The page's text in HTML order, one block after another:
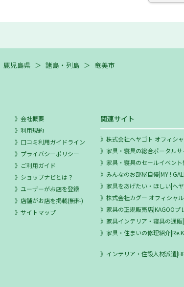
鹿児島県 ＞ 諸島・列島 ＞ 奄美市
会社概要
利用規約
口コミ利用ガイドライン
プライバシーポリシー
ご利用ガイド
ショップナビとは？
ユーザーがお店を登録
店舗がお店を掲載(無料)
サイトマップ
関連サイト
株式会社ヘヤゴト オフィシ
家具・寝具の総合ポータルサ
家具・寝具のセールイベン
みんなのお部屋自慢|MY !
家具をあげたい・ほしい|ヘ
株式会社カグー オフィシャ
家具の正規販売店|KAGOOプ
家具インテリア・寝具の通
家具・住まいの修理紹介
インテリア・住設人材派遣